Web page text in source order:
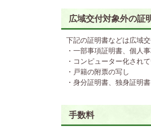
広域交付対象外の証
下記の証明書などは広域交
・一部事項証明書、個人
・コンピューター化され
・戸籍の附票の写し
・身分証明書、独身証明書
手数料